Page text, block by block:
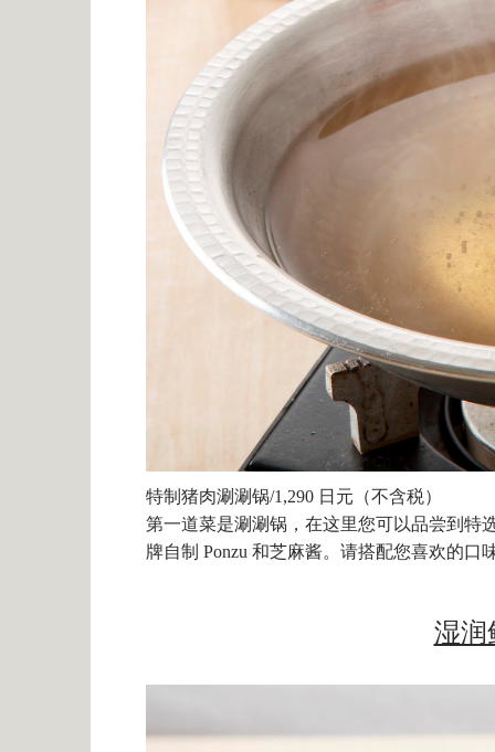
特制猪肉涮涮锅/1,290 日元（不含税）
第一道菜是涮涮锅，在这里您可以品尝到特
牌自制 Ponzu 和芝麻酱。请搭配您喜欢的口
湿润